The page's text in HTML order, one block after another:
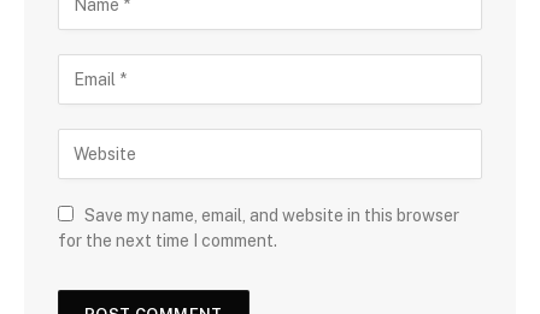
Save my name, email, and website in this browser
for the next time I comment.